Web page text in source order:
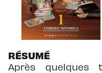
RÉSUMÉ
Après quelques